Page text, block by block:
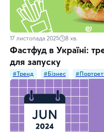
17 листопада 2025 8 хв.
Фастфуд в Україні:
для запуску
#Тренд #Бізнес